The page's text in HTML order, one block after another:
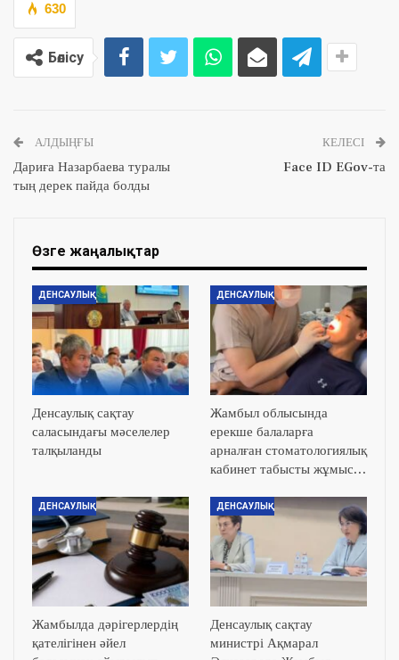
630
Бөлісу
АЛДЫҢҒЫ
Дариға Назарбаева туралы
тың дерек пайда болды
КЕЛЕСІ
Face ID EGov-та
Өзге жаңалықтар
ДЕНСАУЛЫҚ
Денсаулық сақтау
саласындағы мәселелер
талқыланды
ДЕНСАУЛЫҚ
Жамбыл облысында
ерекше балаларға
арналған стоматологиялық
кабинет табысты жұмыс…
ДЕНСАУЛЫҚ
Жамбылда дәрігерлердің
қателігінен әйел
ДЕНСАУЛЫҚ
Денсаулық сақтау
министрі Ақмарал